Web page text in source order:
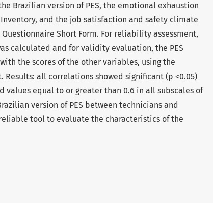
Brazilian version of PES, the emotional exhaustion
and the job satisfaction and safety climate
Short Form. For reliability assessment,
calculated and for validity evaluation, the PES
the scores of the other variables, using the
all correlations showed significant (p <0.05)
values equal to or greater than 0.6 in all subscales of
version of PES between technicians and
tool to evaluate the characteristics of the